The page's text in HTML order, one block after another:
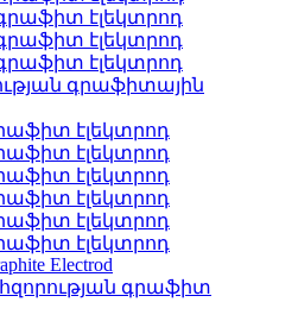
գրաֆիտ էլեկտրոդ
գրաֆիտ էլեկտրոդ
գրաֆիտ էլեկտրոդ
գրաֆիտային
էլեկտրոդ
էլեկտրոդ
էլեկտրոդ
էլեկտրոդ
էլեկտրոդ
էլեկտրոդ
Electrod
գրաֆիտ